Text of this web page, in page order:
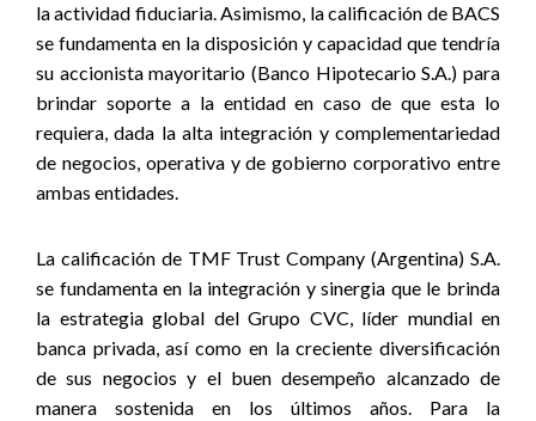
la actividad fiduciaria. Asimismo, la calificación de BACS
se fundamenta en la disposición y capacidad que tendría
su accionista mayoritario (Banco Hipotecario S.A.) para
brindar soporte a la entidad en caso de que esta lo
requiera, dada la alta integración y complementariedad
de negocios, operativa y de gobierno corporativo entre
ambas entidades.
La calificación de TMF Trust Company (Argentina) S.A.
se fundamenta en la integración y sinergia que le brinda
la estrategia global del Grupo CVC, líder mundial en
banca privada, así como en la creciente diversificación
de sus negocios y el buen desempeño alcanzado de
manera sostenida en los últimos años. Para la